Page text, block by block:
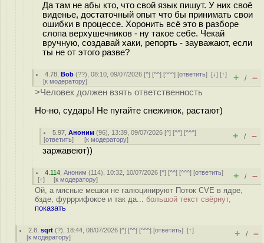
Да там не абы кто, что свой язык пишут. У них своё
виденье, достаточный опыт что бы принимать свои
ошибки в процессе. Хоронить всё это в разборе
слопа верхушечников - ну такое себе. Чекай
вручную, создавай хаки, репорть - зауважают, если
ты не от этого разве?
4.78 ,Bob (??), 08:10, 09/07/2026 [^] [^^] [^^^] [ответить][↓] [↑]
[к модератору] + / –
>Человек должен взять ответственность
Но-но, сударь! Не пугайте снежинок, растают)
5.97 ,Аноним (96), 13:39, 09/07/2026 [^] [^^] [^^^]
[ответить] [к модератору] + / –
заржавеют))
4.114 ,Аноним (114), 10:32, 10/07/2026 [^] [^^] [^^^] [ответить]
[↑] [к модератору] + / –
Ой, а мясные мешки не галюцинируют Поток CVE в ядре,
бзде, фурррифоксе и так да... большой текст свёрнут,
показать
2.8 ,sqrt (?), 18:44, 08/07/2026 [^] [^^] [^^^] [ответить][↑]
[к модератору] + / –